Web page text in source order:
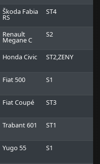
Škoda Fabia
RS
ST4
Renault
Megane C
S2
Honda Civic ST2,ZENY
Fiat 500 S1
Fiat Coupé ST3
Trabant 601 ST1
Yugo 55 S1